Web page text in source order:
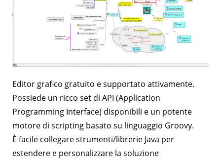
Editor grafico gratuito e supportato attivamente.
Possiede un ricco set di API (Application
Programming Interface) disponibili e un potente
motore di scripting basato su linguaggio Groovy.
È facile collegare strumenti/librerie Java per
estendere e personalizzare la soluzione